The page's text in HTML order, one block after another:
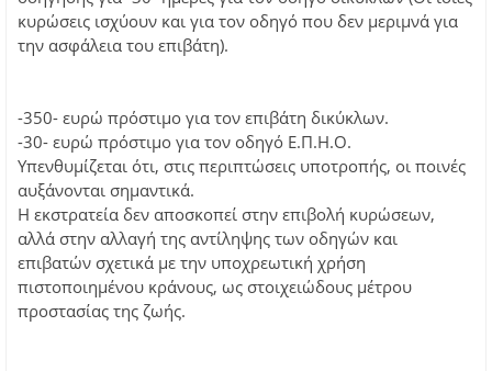
κυρώσεις ισχύουν και για τον οδηγό που δεν μεριμνά για
την ασφάλεια του επιβάτη).
-350- ευρώ πρόστιμο για τον επιβάτη δικύκλων.
-30- ευρώ πρόστιμο για τον οδηγό Ε.Π.Η.Ο.
Υπενθυμίζεται ότι, στις περιπτώσεις υποτροπής, οι ποινές
αυξάνονται σημαντικά.
Η εκστρατεία δεν αποσκοπεί στην επιβολή κυρώσεων,
αλλά στην αλλαγή της αντίληψης των οδηγών και
επιβατών σχετικά με την υποχρεωτική χρήση
πιστοποιημένου κράνους, ως στοιχειώδους μέτρου
προστασίας της ζωής.